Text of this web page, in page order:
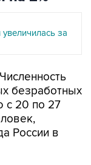
за
безработных
с 20 по 27
России в